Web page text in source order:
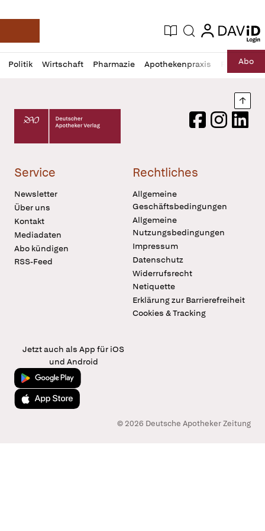
Deutsche Apotheker Zeitung
Aktuelle Ausgabe
Suche login
login
Politik Wirtschaft Pharmazie Apothekenpraxis RechtAbo
Profil
öffnen
Daz
Pur
Deutscher Apotheker Verlag Logo
FacebookInstagram
Service
Newsletter
Über uns
Kontakt
Mediadaten
Abo kündigen
RSS-Feed
Rechtliches
Allgemeine
Geschäftsbedingungen
Allgemeine
Nutzungsbedingungen
Impressum
Datenschutz
Widerrufsrecht
Netiquette
Erklärung zur Barrierefreiheit
Cookies & Tracking
Jetzt auch als App für iOS
und Android
Jetzt bei Google Play
Laden im App Store
© 2026 Deutsche Apotheker Zeitung